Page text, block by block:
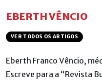
EBERTH VÊNCIO
VER TODOS OS ARTIGOS
Eberth Franco Vêncio,
Escreve para a “Revista